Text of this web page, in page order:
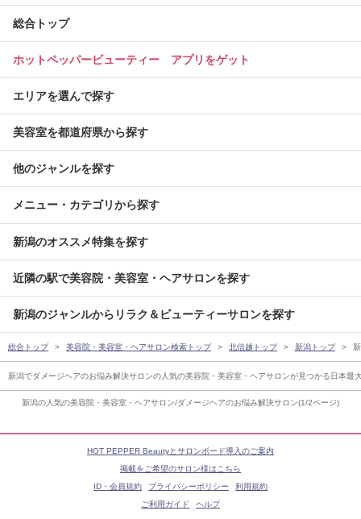
新潟の人気の美容院・美容室・ヘアサロン/ダメージヘアのお悩み解決サロン(1/2ページ)
総合トップ
ホットペッパービューティー アプリをゲット
エリアを選んで探す
美容室を都道府県から探す
他のジャンルを探す
メニュー・カテゴリから探す
新潟のオススメ特集を探す
近隣の駅で美容院・美容室・ヘアサロンを探す
新潟のジャンルからリラク＆ビューティーサロンを探す
総合トップ 美容院・美容室・ヘアサロン検索トップ 北信越トップ 新潟トップ
新潟でダメージヘアのお悩み解決サロンの人気の美容院・美容室・ヘアサロンが見つかる日本
HOT PEPPER Beautyとサロンボード導入のご案内
掲載をご希望のサロン様はこちら
ID・会員規約
プライバシーポリシー
利用規約
ご利用ガイド
ヘルプ